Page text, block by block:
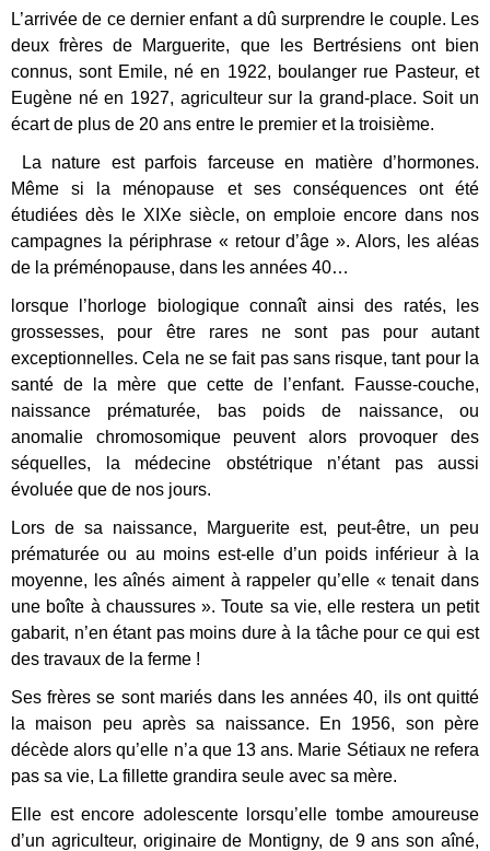
L’arrivée de ce dernier enfant a dû surprendre le couple. Les
deux frères de Marguerite, que les Bertrésiens ont bien
connus, sont Emile, né en 1922, boulanger rue Pasteur, et
Eugène né en 1927, agriculteur sur la grand-place. Soit un
écart de plus de 20 ans entre le premier et la troisième.
La nature est parfois farceuse en matière d’hormones.
Même si la ménopause et ses conséquences ont été
étudiées dès le XIXe siècle, on emploie encore dans nos
campagnes la périphrase « retour d’âge ». Alors, les aléas
de la préménopause, dans les années 40…
lorsque l’horloge biologique connaît ainsi des ratés, les
grossesses, pour être rares ne sont pas pour autant
exceptionnelles. Cela ne se fait pas sans risque, tant pour la
santé de la mère que cette de l’enfant. Fausse-couche,
naissance prématurée, bas poids de naissance, ou
anomalie chromosomique peuvent alors provoquer des
séquelles, la médecine obstétrique n’étant pas aussi
évoluée que de nos jours.
Lors de sa naissance, Marguerite est, peut-être, un peu
prématurée ou au moins est-elle d’un poids inférieur à la
moyenne, les aînés aiment à rappeler qu’elle « tenait dans
une boîte à chaussures ». Toute sa vie, elle restera un petit
gabarit, n’en étant pas moins dure à la tâche pour ce qui est
des travaux de la ferme !
Ses frères se sont mariés dans les années 40, ils ont quitté
la maison peu après sa naissance. En 1956, son père
décède alors qu’elle n’a que 13 ans. Marie Sétiaux ne refera
pas sa vie, La fillette grandira seule avec sa mère.
Elle est encore adolescente lorsqu’elle tombe amoureuse
d’un agriculteur, originaire de Montigny, de 9 ans son aîné,